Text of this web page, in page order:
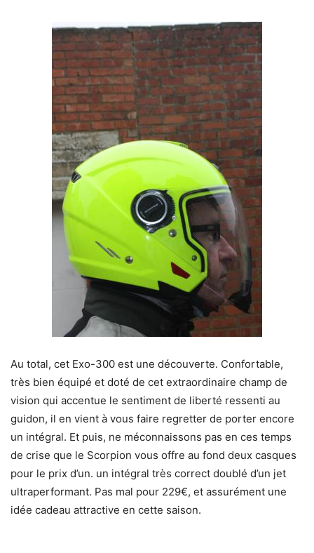
Au total, cet Exo-300 est une découverte. Confortable,
très bien équipé et doté de cet extraordinaire champ de
vision qui accentue le sentiment de liberté ressenti au
guidon, il en vient à vous faire regretter de porter encore
un intégral. Et puis, ne méconnaissons pas en ces temps
de crise que le Scorpion vous offre au fond deux casques
pour le prix d’un. un intégral très correct doublé d’un jet
ultraperformant. Pas mal pour 229€, et assurément une
idée cadeau attractive en cette saison.